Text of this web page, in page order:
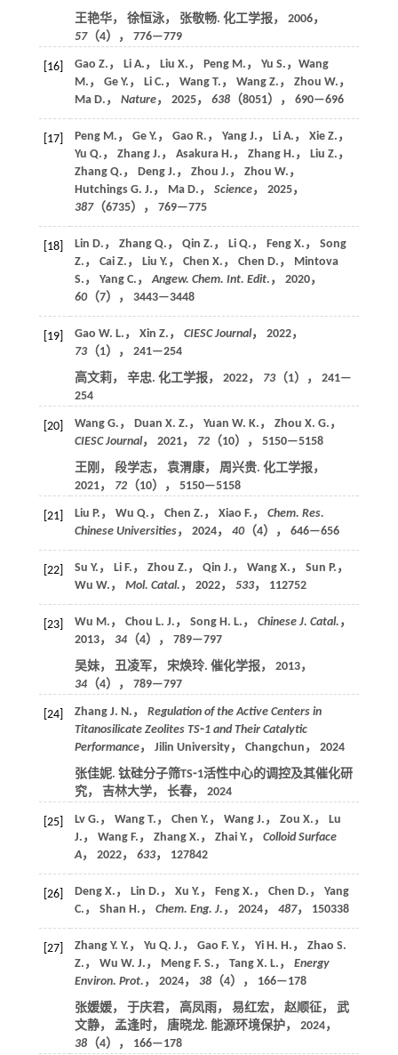
王艳华， 徐恒泳， 张敬畅. 化工学报， 2006，
57（4）， 776—779
[16]
Gao Z.， Li A.， Liu X.， Peng M.， Yu S.，Wang
M.， Ge Y.， Li C.， Wang T.， Wang Z.， Zhou W.，
Ma D.， Nature， 2025， 638（8051）， 690—696
[17]
Peng M.， Ge Y.， Gao R.， Yang J.， Li A.， Xie Z.，
Yu Q.， Zhang J.， Asakura H.， Zhang H.， Liu Z.，
Zhang Q.， Deng J.， Zhou J.， Zhou W.，
Hutchings G. J.， Ma D.， Science， 2025，
387（6735）， 769—775
[18]
Lin D.， Zhang Q.， Qin Z.， Li Q.， Feng X.， Song
Z.， Cai Z.， Liu Y.， Chen X.， Chen D.， Mintova
S.， Yang C.，Angew. Chem. Int. Edit.， 2020，
60（7）， 3443—3448
[19] Gao W. L.， Xin Z.， CIESC Journal， 2022，
73（1）， 241—254
高文莉， 辛忠. 化工学报， 2022， 73（1）， 241—
254
[20]
Wang G.， Duan X. Z.， Yuan W. K.， Zhou X. G.，
CIESC Journal， 2021， 72（10）， 5150—5158
王刚， 段学志， 袁渭康， 周兴贵. 化工学报，
2021， 72（10）， 5150—5158
[21] Liu P.， Wu Q.， Chen Z.， Xiao F.， Chem. Res.
Chinese Universities， 2024， 40（4）， 646—656
[22]
Su Y.， Li F.， Zhou Z.， Qin J.， Wang X.， Sun P.，
Wu W.， Mol. Catal. ， 2022， 533， 112752
[23] Wu M.， Chou L. J.， Song H. L.， Chinese J. Catal. ，
2013， 34（4）， 789—797
吴妹， 丑凌军， 宋焕玲. 催化学报， 2013，
34（4）， 789—797
[24] Zhang J. N.， Regulation of the Active Centers in
Titanosilicate Zeolites TS⁃1 and Their Catalytic
Performance， Jilin University， Changchun， 2024
张佳妮. 钛硅分子筛TS⁃1活性中心的调控及其催化研
究， 吉林大学， 长春， 2024
[25]
Lv G.， Wang T.， Chen Y.， Wang J.， Zou X.， Lu
J.， Wang F.， Zhang X.， Zhai Y.， Colloid Surface
A， 2022， 633， 127842
[26]
Deng X.， Lin D.， Xu Y.， Feng X.， Chen D.， Yang
C.， Shan H.， Chem. Eng. J. ， 2024， 487， 150338
[27]
Zhang Y. Y.， Yu Q. J.， Gao F. Y.， Yi H. H.， Zhao S.
Z.， Wu W. J.， Meng F. S.， Tang X. L.， Energy
Environ. Prot. ， 2024， 38（4）， 166—178
张媛媛， 于庆君， 高凤雨， 易红宏， 赵顺征， 武
文静， 孟逢时， 唐晓龙. 能源环境保护， 2024，
38（4）， 166—178